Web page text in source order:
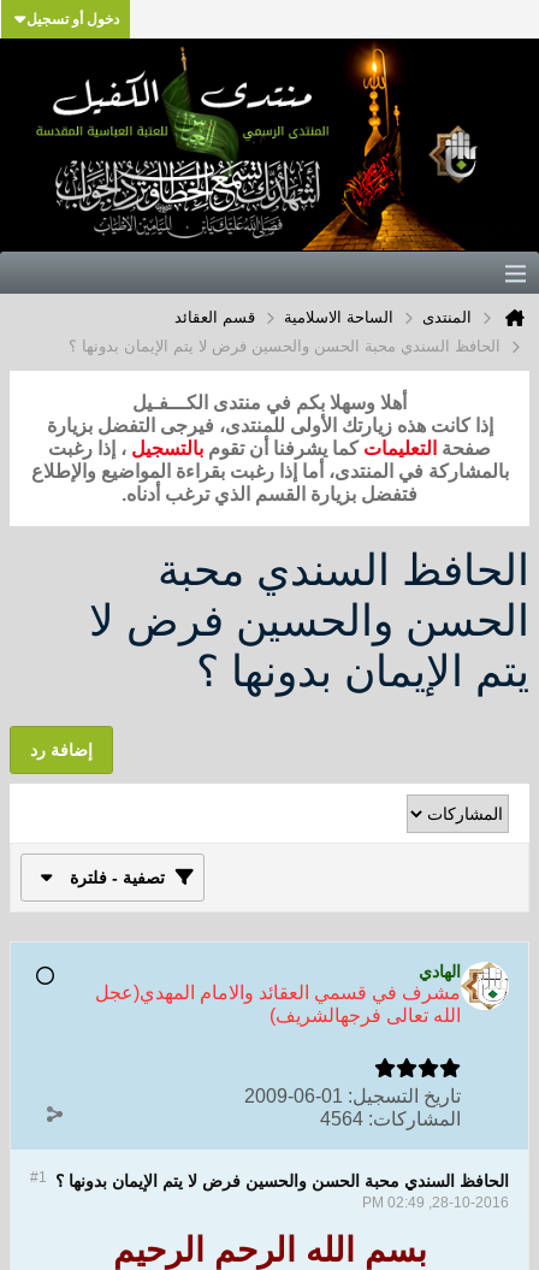
دخول أو تسجيل
المنتدى الساحة الاسلامية
قسم العقائد
الحافظ السندي محبة الحسن والحسين فرض لا يتم الإيمان بدونها ؟
أهلا وسهلا بكم في منتدى الكـــفـيل
إذا كانت هذه زيارتك الأولى للمنتدى، فيرجى التفضل بزيارة
صفحة التعليمات كما يشرفنا أن تقوم بالتسجيل ، إذا رغبت
بالمشاركة في المنتدى، أما إذا رغبت بقراءة المواضيع والإطلاع
فتفضل بزيارة القسم الذي ترغب أدناه.
الحافظ السندي محبة
الحسن والحسين فرض لا
يتم الإيمان بدونها ؟
إضافة رد
تصفية - فلترة
الهادي
مشرف في قسمي العقائد والامام المهدي(عجل
الله تعالى فرجهالشريف)
تاريخ التسجيل: 01-06-2009
المشاركات: 4564
#1 الحافظ السندي محبة الحسن والحسين فرض لا يتم الإيمان بدونها ؟
28-10-2016, 02:49 PM
بسم الله الرحم الرحيم